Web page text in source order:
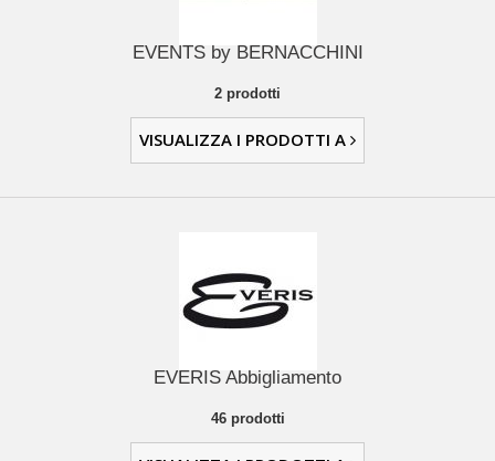
EVENTS by BERNACCHINI
2 prodotti
VISUALIZZA I PRODOTTI A
EVERIS Abbigliamento
46 prodotti